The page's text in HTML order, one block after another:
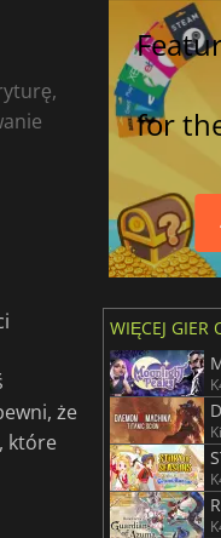
że
które
for
WIĘCEJ GIER